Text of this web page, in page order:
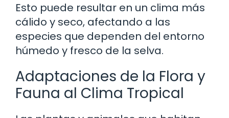
Esto puede resultar en un clima más
cálido y seco, afectando a las
especies que dependen del entorno
húmedo y fresco de la selva.
Adaptaciones de la Flora y
Fauna al Clima Tropical